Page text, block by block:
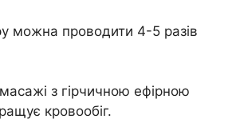
можна проводити 4-5 разів
з гірчичною ефірною
кровообіг.